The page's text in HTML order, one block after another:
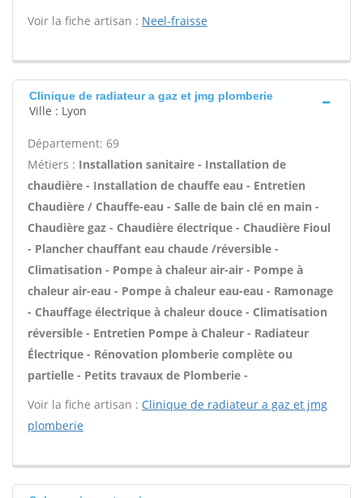
Voir la fiche artisan : Neel-fraisse
Clinique de radiateur a gaz et jmg plomberie
Ville : Lyon
Département: 69
Métiers : Installation sanitaire - Installation de
chaudière - Installation de chauffe eau - Entretien
Chaudière / Chauffe-eau - Salle de bain clé en main -
Chaudière gaz - Chaudière électrique - Chaudière Fioul
- Plancher chauffant eau chaude /réversible -
Climatisation - Pompe à chaleur air-air - Pompe à
chaleur air-eau - Pompe à chaleur eau-eau - Ramonage
- Chauffage électrique à chaleur douce - Climatisation
réversible - Entretien Pompe à Chaleur - Radiateur
Électrique - Rénovation plomberie complète ou
partielle - Petits travaux de Plomberie -
Voir la fiche artisan : Clinique de radiateur a gaz et jmg
plomberie